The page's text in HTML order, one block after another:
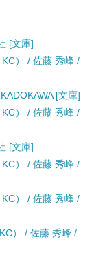
[文庫]
） / 佐藤 秀峰 /
[文庫]
） / 佐藤 秀峰 /
[文庫]
） / 佐藤 秀峰 /
） / 佐藤 秀峰 /
） / 佐藤 秀峰 /